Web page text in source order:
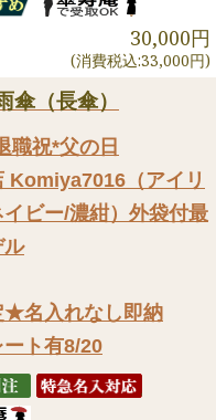
30,000円
(消費税込:33,000円)
傘（長傘）
職祝*父の日
Komiya7016（アイリ
イビー/濃紺）外袋付最
ル
★名入れなし即納
ト有8/20